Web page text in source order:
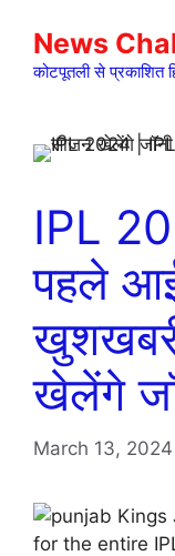
content
News
कोटपूतली से प्रकाशित
IPL
पहले
खेलेंगे
March 13, 2024